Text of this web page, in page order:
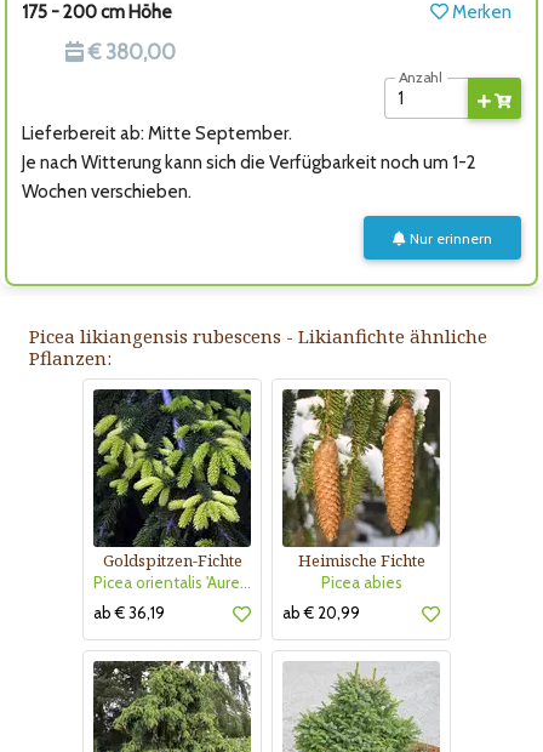
175 - 200 cm Höhe Merken
€ 380,00
Anzahl
Lieferbereit ab: Mitte September.
Je nach Witterung kann sich die Verfügbarkeit noch um 1-2
Wochen verschieben.
Nur erinnern
Picea likiangensis rubescens - Likianfichte ähnliche
Pflanzen:
Goldspitzen-Fichte
Picea orientalis 'Aureospicata'
ab € 36,19
Heimische Fichte
Picea abies
ab € 20,99